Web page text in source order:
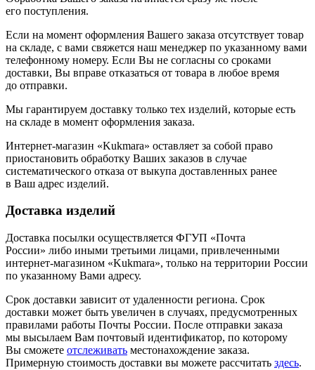
его поступления.
Если на момент оформления Вашего заказа отсутствует товар
на складе, с вами свяжется наш менеджер по указанному вами
телефонному номеру. Если Вы не согласны со сроками
доставки, Вы вправе отказаться от товара в любое время
до отправки.
Мы гарантируем доставку только тех изделий, которые есть
на складе в момент оформления заказа.
Интернет-магазин «Kukmara» оставляет за собой право
приостановить обработку Ваших заказов в случае
систематического отказа от выкупа доставленных ранее
в Ваш адрес изделий.
Доставка изделий
Доставка посылки осуществляется ФГУП «Почта
России» либо иными третьими лицами, привлеченными
интернет-магазином «Kukmara», только на территории России
по указанному Вами адресу.
Срок доставки зависит от удаленности региона. Срок
доставки может быть увеличен в случаях, предусмотренных
правилами работы Почты России. После отправки заказа
мы высылаем Вам почтовый идентификатор, по которому
Вы сможете отслеживать местонахождение заказа.
Примерную стоимость доставки вы можете рассчитать здесь.